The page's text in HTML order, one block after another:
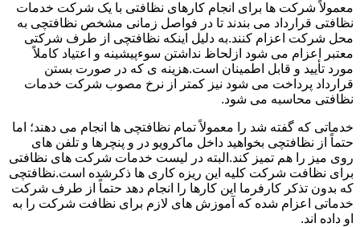
معمولاً شرکت ها برای انجام کارهای نظافتی با یک شرکت خدمات
نظافتی قرارداد می بندند تا در فواصل زمانی مشخص نظافتچی به
محل شرکت اعزام کنند.به دلیل اینکه نظافتچی از طرف شرکتی
معتبر اعزام می شود ازلحاظ نداشتن سوءپیشینه و اعتیاد کاملاً
مورد تأیید و قابل اطمینان است.هزینه ی که در صورت بستن
قرارداد پرداخت می شود نیز کمتر از نرخ مصوب شرکت خدمات
نظافتی محاسبه می شود.
خدماتی که گفته شد را معمولاً تمام نظافتچی ها انجام می دهند؛ اما
حتماً از نظافتچی بخواهید داخل ماکرویو در و پنچرها و تلفن های
روی میز را هم تمیز کند.البته در لیست خدمات شرکت های نظافتی
برای نظافت شرکت کلیه این ریزه کاری ها ذکرشده است.نظافتچی
که بدون تذکر کارفرما این کارها را انجام دهد حتماً از طرف شرکت
خدماتی اعزام شده که آموزش های لازم برای نظافت شرکت را به
او داده اند.